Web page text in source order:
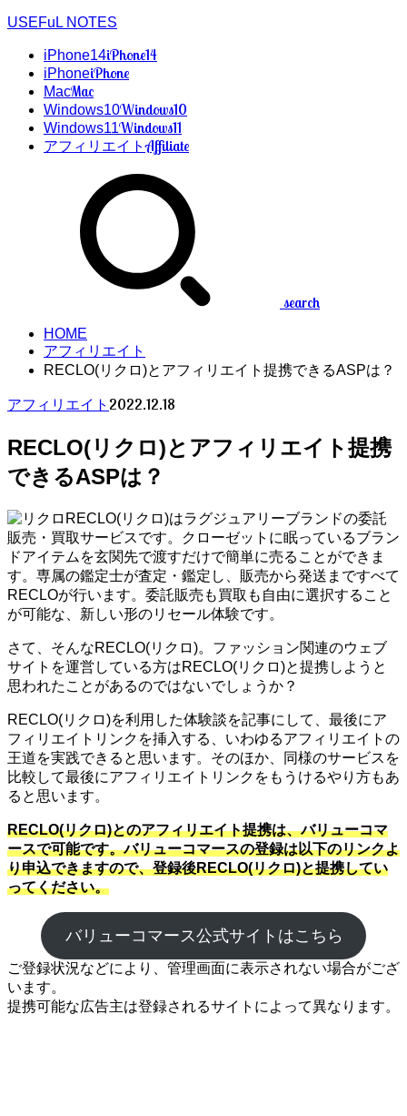
USEFuL NOTES
iPhone14iPhone14
iPhoneiPhone
MacMac
Windows10Windows10
Windows11Windows11
アフィリエイトAffiliate
search
HOME
アフィリエイト
RECLO(リクロ)とアフィリエイト提携できるASPは？
アフィリエイト 2022.12.18
RECLO(リクロ)とアフィリエイト提携
できるASPは？
RECLO(リクロ)はラグジュアリーブランドの委託
販売・買取サービスです。クローゼットに眠っているブラン
ドアイテムを玄関先で渡すだけで簡単に売ることができま
す。専属の鑑定士が査定・鑑定し、販売から発送まですべて
RECLOが行います。委託販売も買取も自由に選択すること
が可能な、新しい形のリセール体験です。
さて、そんなRECLO(リクロ)。ファッション関連のウェブ
サイトを運営している方はRECLO(リクロ)と提携しようと
思われたことがあるのではないでしょうか？
RECLO(リクロ)を利用した体験談を記事にして、最後にア
フィリエイトリンクを挿入する、いわゆるアフィリエイトの
王道を実践できると思います。そのほか、同様のサービスを
比較して最後にアフィリエイトリンクをもうけるやり方もあ
ると思います。
RECLO(リクロ)とのアフィリエイト提携は、バリューコマ
ースで可能です。バリューコマースの登録は以下のリンクよ
り申込できますので、登録後RECLO(リクロ)と提携してい
ってください。
バリューコマース公式サイトはこちら
ご登録状況などにより、管理画面に表示されない場合がござ
います。
提携可能な広告主は登録されるサイトによって異なります。